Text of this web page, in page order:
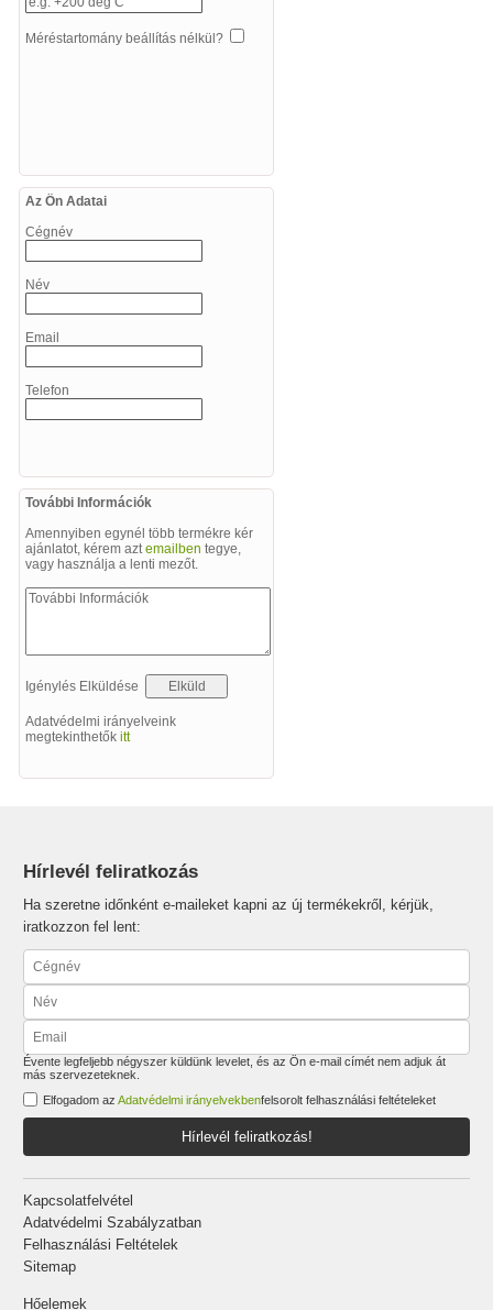
Méréstartomány beállítás nélkül?
Az Ön Adatai
Cégnév
Név
Email
Telefon
További Információk
Amennyiben egynél több termékre kér
ajánlatot, kérem aztemailben tegye,
vagy használja a lenti mezőt.
Igénylés Elküldése
Adatvédelmi irányelveink
megtekinthetőkitt
Hírlevél feliratkozás
Ha szeretne időnként e-maileket kapni az új termékekről, kérjük,
iratkozzon fel lent:
Évente legfeljebb négyszer küldünk levelet, és az Ön e-mail címét nem adjuk át
más szervezeteknek.
Elfogadom azAdatvédelmi irányelvekbenfelsorolt felhasználási feltételeket
Hírlevél feliratkozás!
Kapcsolatfelvétel
Adatvédelmi Szabályzatban
Felhasználási Feltételek
Sitemap
Hőelemek